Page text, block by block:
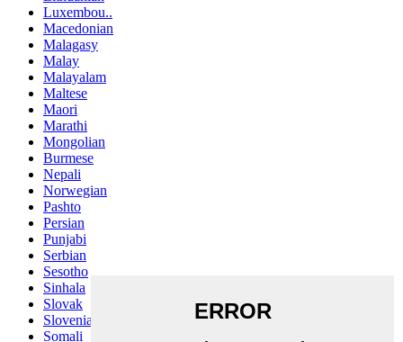
Luxembou..
Macedonian
Malagasy
Malay
Malayalam
Maltese
Maori
Marathi
Mongolian
Burmese
Nepali
Norwegian
Pashto
Persian
Punjabi
Serbian
Sesotho
Sinhala
Slovak
Slovenian
Somali